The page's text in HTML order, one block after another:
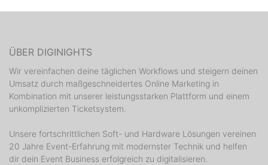
ÜBER DIGINIGHTS
Wir vereinfachen deine täglichen Workflows und steigern deinen
Umsatz durch maßgeschneidertes Online Marketing in
Kombination mit unserer leistungsstarken Plattform und einem
unkomplizierten Ticketsystem.
Unsere fortschrittlichen Soft- und Hardware Lösungen vereinen
20 Jahre Event-Erfahrung mit modernster Technik und helfen
dir dein Event Business erfolgreich zu digitalisieren.